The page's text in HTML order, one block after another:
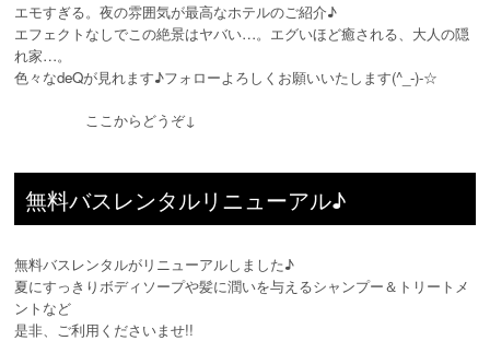
エモすぎる。夜の雰囲気が最高なホテルのご紹介♪
エフェクトなしでこの絶景はヤバい…。エグいほど癒される、大人の隠
れ家…。
色々なdeQが見れます♪フォローよろしくお願いいたします(^_-)-☆
ここからどうぞ↓
無料バスレンタルリニューアル♪
無料バスレンタルがリニューアルしました♪
夏にすっきりボディソープや髪に潤いを与えるシャンプー＆トリートメ
ントなど
是非、ご利用くださいませ!!